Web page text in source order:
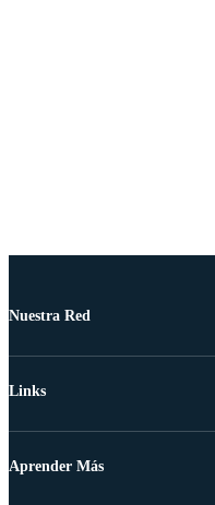
Nuestra Red
Links
Aprender Más